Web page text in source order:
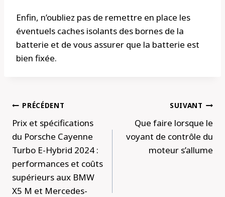
Enfin, n’oubliez pas de remettre en place les
éventuels caches isolants des bornes de la
batterie et de vous assurer que la batterie est
bien fixée.
Navigation
de
l’article
PRÉCÉDENT
Prix ​​et spécifications
du Porsche Cayenne
Turbo E-Hybrid 2024 :
performances et coûts
supérieurs aux BMW
X5 M et Mercedes-
SUIVANT
Que faire lorsque le
voyant de contrôle du
moteur s’allume